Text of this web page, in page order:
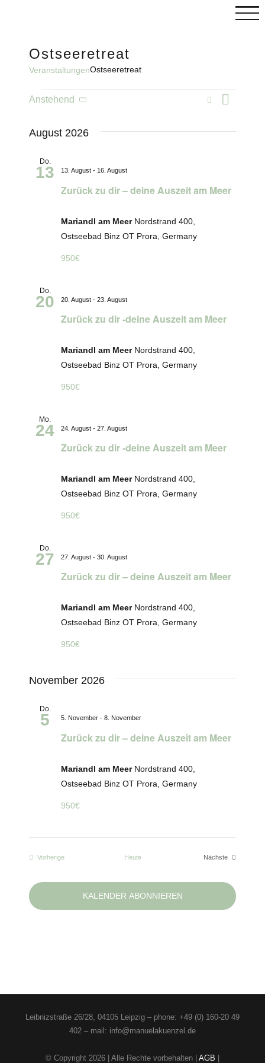
Ostseeretreat
VeranstaltungenOstseeretreat
Veranstaltungen
Such-
Suche
Liste
Anstehend
August 2026
Do.
13
Zurück zu dir – deine Auszeit am Meer
13. August - 16. August
Mariandl am Meer Nordstrand 400,
Ostseebad Binz OT Prora, Germany
950€
Do.
20
Zurück zu dir -deine Auszeit am Meer
20. August -23. August
Mariandl am Meer Nordstrand 400,
Ostseebad Binz OT Prora, Germany
950€
Mo.
24
Zurück zu dir -deine Auszeit am Meer
24. August -27. August
Mariandl am Meer Nordstrand 400,
Ostseebad Binz OT Prora, Germany
950€
Do.
27
Zurück zu dir – deine Auszeit am Meer
27. August -30. August
Mariandl am Meer Nordstrand 400,
Ostseebad Binz OT Prora, Germany
950€
November 2026
Do.
5
Zurück zu dir – deine Auszeit am Meer
5. November -8. November
Mariandl am Meer Nordstrand 400,
Ostseebad Binz OT Prora, Germany
950€
VorherigeVeranstaltungen Heute
Nächste
KALENDER ABONNIEREN
Leibnizstraße 26/28, 04105 Leipzig – phone: +49 (0) 160-20 49
402 – mail: info@manuelakuenzel.de
© Copyright 2026 | Alle Rechte vorbehalten | AGB